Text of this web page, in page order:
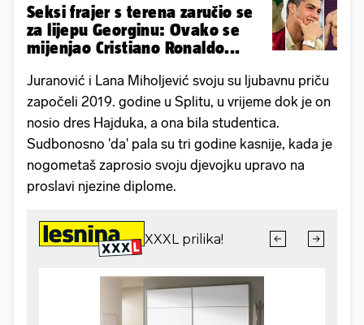
Seksi frajer s terena zaručio se
za lijepu Georginu: Ovako se
mijenjao Cristiano Ronaldo...
Juranović i Lana Miholjević svoju su ljubavnu priču
započeli 2019. godine u Splitu, u vrijeme dok je on
nosio dres Hajduka, a ona bila studentica.
Sudbonosno 'da' pala su tri godine kasnije, kada je
nogometaš zaprosio svoju djevojku upravo na
proslavi njezine diplome.